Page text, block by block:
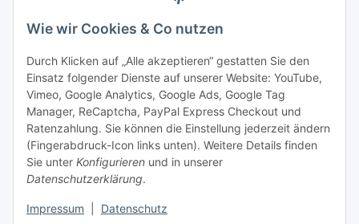
Wie wir Cookies & Co nutzen
Durch Klicken auf „Alle akzeptieren“ gestatten Sie den
Einsatz folgender Dienste auf unserer Website: YouTube,
Vimeo, Google Analytics, Google Ads, Google Tag
Manager, ReCaptcha, PayPal Express Checkout und
Ratenzahlung. Sie können die Einstellung jederzeit ändern
(Fingerabdruck-Icon links unten). Weitere Details finden
Sie unter Konfigurieren und in unserer
Datenschutzerklärung.
Impressum Datenschutz
Datenschutzerklärungregelmäßig und jederzeit widerruflich
Abonnieren
Informationen
Gesetzliche Informationen